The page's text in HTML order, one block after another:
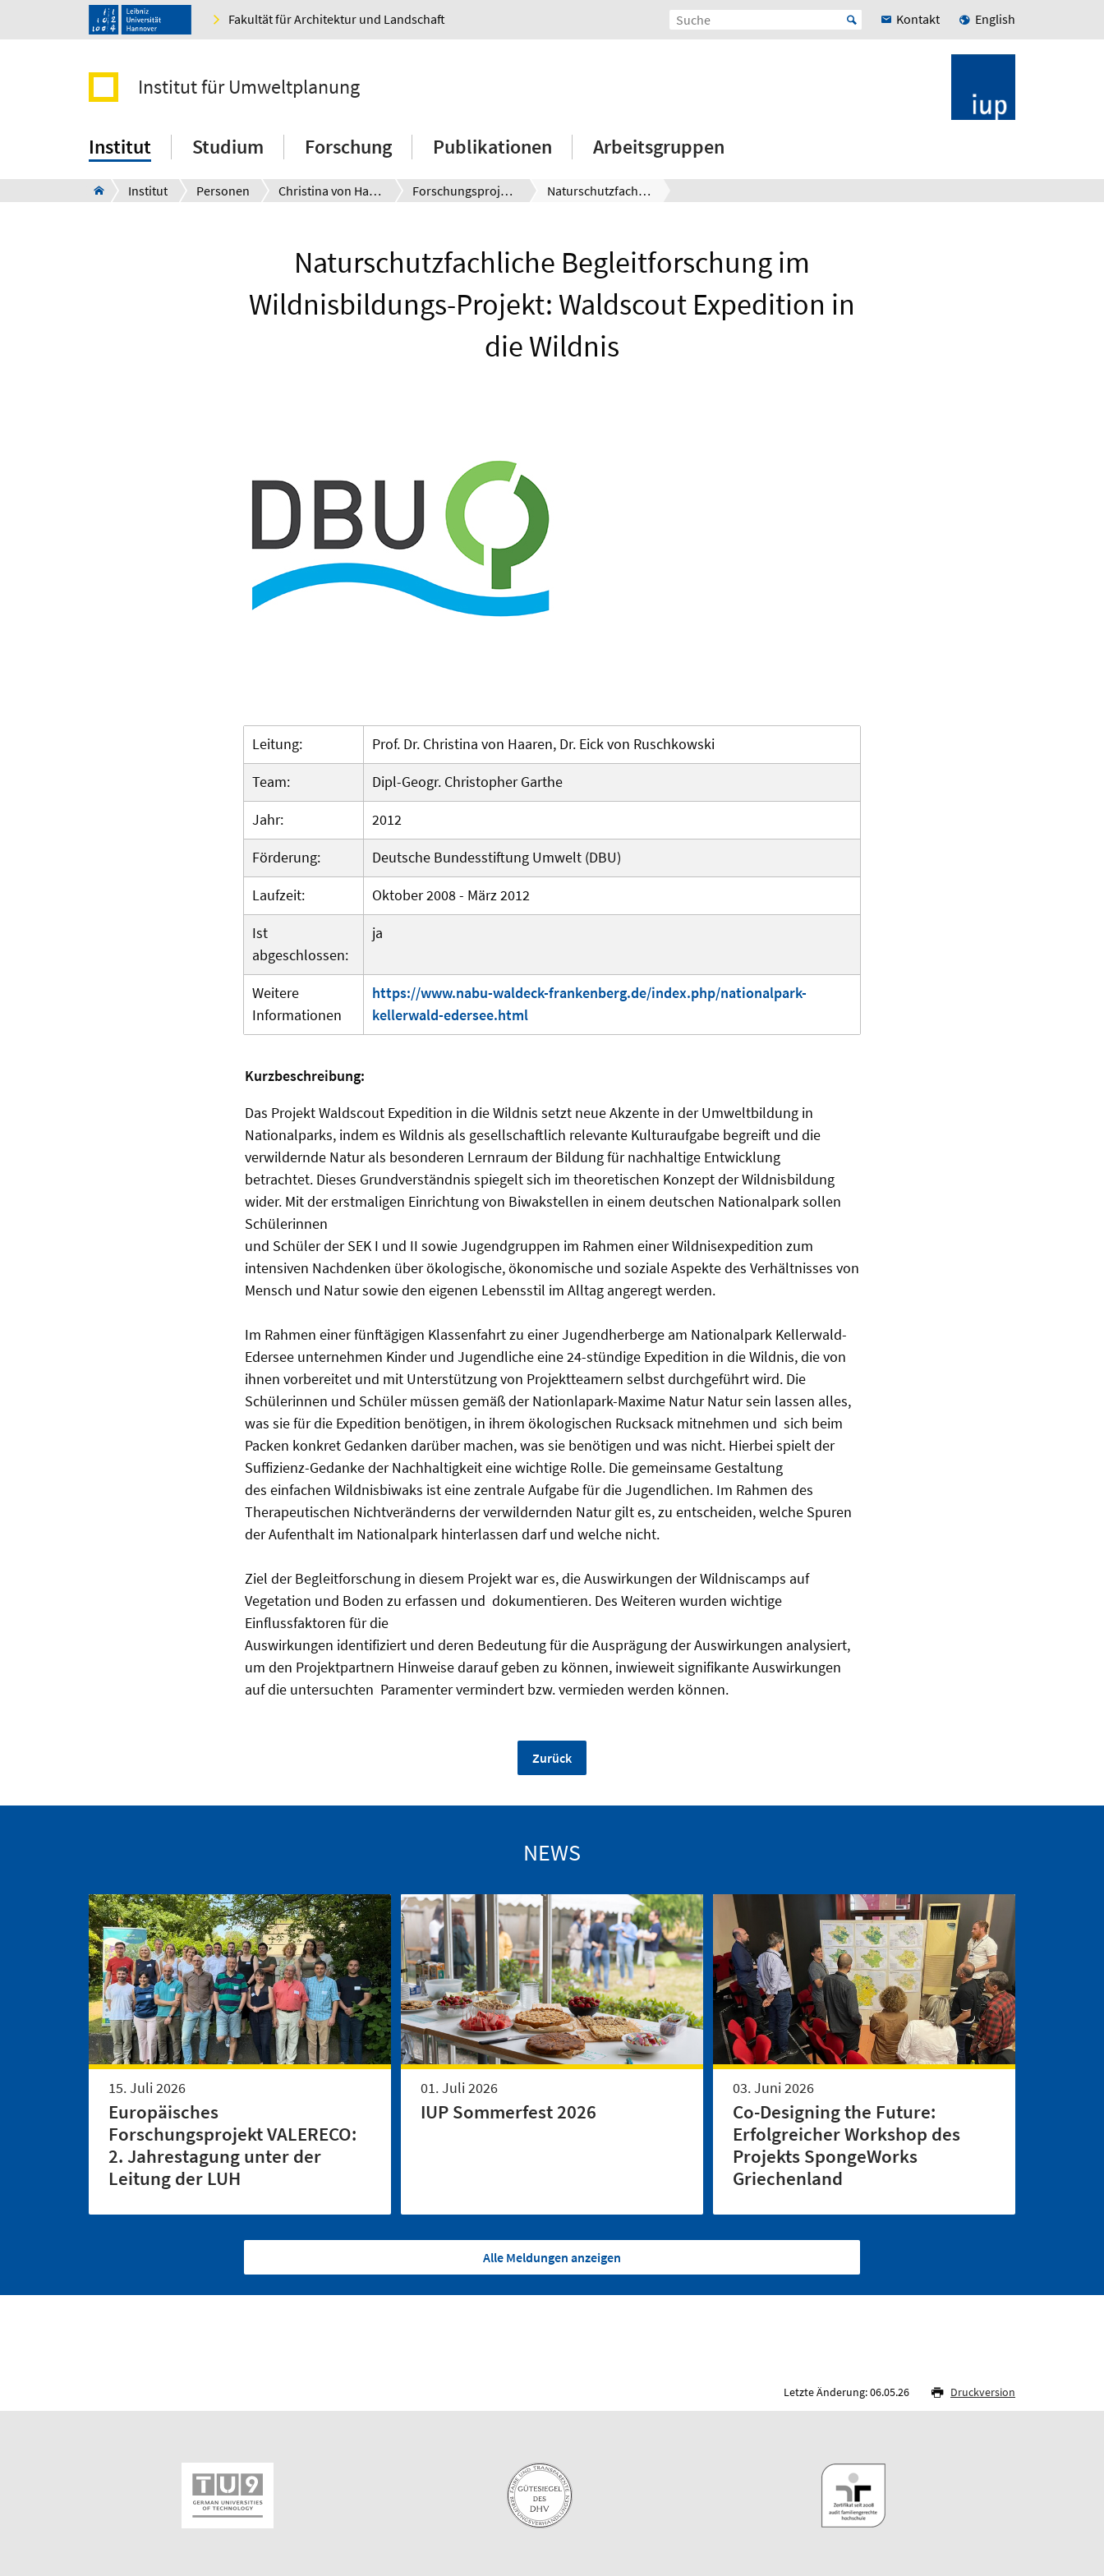
Fakultät für Architektur und Landschaft Kontakt English
Institut für Umweltplanung
Institut Studium Forschung Publikationen Arbeitsgruppen
Institut Personen Christina von Haaren Forschungsprojekte Naturschutzfachliche Begleitforschung im Wildnisbildungs-Projekt: Waldscout Expedition in die Wildnis
Naturschutzfachliche Begleitforschung im
Wildnisbildungs-Projekt: Waldscout Expedition in
die Wildnis
Leitung:
Prof. Dr. Christina von Haaren, Dr. Eick von Ruschkowski
Team:
Dipl-Geogr. Christopher Garthe
Jahr:
2012
Förderung:
Deutsche Bundesstiftung Umwelt (DBU)
Laufzeit:
Oktober 2008 - März 2012
Ist
abgeschlossen:
ja
Weitere
Informationen
https://www.nabu-waldeck-frankenberg.de/index.php/nationalpark-
kellerwald-edersee.html
Kurzbeschreibung:
Das Projekt Waldscout Expedition in die Wildnis setzt neue Akzente in der Umweltbildung in
Nationalparks, indem es Wildnis als gesellschaftlich relevante Kulturaufgabe begreift und die
verwildernde Natur als besonderen Lernraum der Bildung für nachhaltige Entwicklung
betrachtet. Dieses Grundverständnis spiegelt sich im theoretischen Konzept der Wildnisbildung
wider. Mit der erstmaligen Einrichtung von Biwakstellen in einem deutschen Nationalpark sollen
Schülerinnen
und Schüler der SEK I und II sowie Jugendgruppen im Rahmen einer Wildnisexpedition zum
intensiven Nachdenken über ökologische, ökonomische und soziale Aspekte des Verhältnisses von
Mensch und Natur sowie den eigenen Lebensstil im Alltag angeregt werden.
Im Rahmen einer fünftägigen Klassenfahrt zu einer Jugendherberge am Nationalpark Kellerwald-
Edersee unternehmen Kinder und Jugendliche eine 24-stündige Expedition in die Wildnis, die von
ihnen vorbereitet und mit Unterstützung von Projektteamern selbst durchgeführt wird. Die
Schülerinnen und Schüler müssen gemäß der Nationlapark-Maxime Natur Natur sein lassen alles,
was sie für die Expedition benötigen, in ihrem ökologischen Rucksack mitnehmen und sich beim
Packen konkret Gedanken darüber machen, was sie benötigen und was nicht. Hierbei spielt der
Suffizienz-Gedanke der Nachhaltigkeit eine wichtige Rolle. Die gemeinsame Gestaltung
des einfachen Wildnisbiwaks ist eine zentrale Aufgabe für die Jugendlichen. Im Rahmen des
Therapeutischen Nichtveränderns der verwildernden Natur gilt es, zu entscheiden, welche Spuren
der Aufenthalt im Nationalpark hinterlassen darf und welche nicht.
Ziel der Begleitforschung in diesem Projekt war es, die Auswirkungen der Wildniscamps auf
Vegetation und Boden zu erfassen und dokumentieren. Des Weiteren wurden wichtige
Einflussfaktoren für die
Auswirkungen identifiziert und deren Bedeutung für die Ausprägung der Auswirkungen analysiert,
um den Projektpartnern Hinweise darauf geben zu können, inwieweit signifikante Auswirkungen
auf die untersuchten Paramenter vermindert bzw. vermieden werden können.
Zurück
NEWS
15. Juli 2026
Europäisches
Forschungsprojekt VALERECO:
2. Jahrestagung unter der
Leitung der LUH
01. Juli 2026
IUP Sommerfest 2026
03. Juni 2026
Co-Designing the Future:
Erfolgreicher Workshop des
Projekts SpongeWorks
Griechenland
Alle Meldungen anzeigen
Letzte Änderung: 06.05.26 Druckversion